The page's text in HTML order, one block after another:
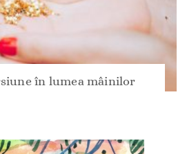
în lumea mâinilor